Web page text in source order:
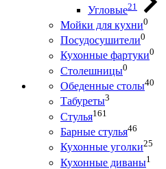
Угловые21
Мойки для кухни0
Посудосушители0
Кухонные фартуки0
Столешницы0
Обеденные столы40
Табуреты3
Стулья161
Барные стулья46
Кухонные уголки25
Кухонные диваны1